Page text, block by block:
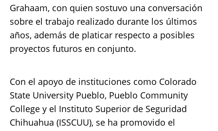
Grahaam, con quien sostuvo una conversación
sobre el trabajo realizado durante los últimos
años, además de platicar respecto a posibles
proyectos futuros en conjunto.
Con el apoyo de instituciones como Colorado
State University Pueblo, Pueblo Community
College y el Instituto Superior de Seguridad
Chihuahua (ISSCUU), se ha promovido el